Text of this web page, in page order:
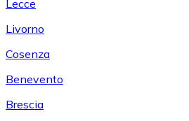
Lecce
Livorno
Cosenza
Benevento
Brescia